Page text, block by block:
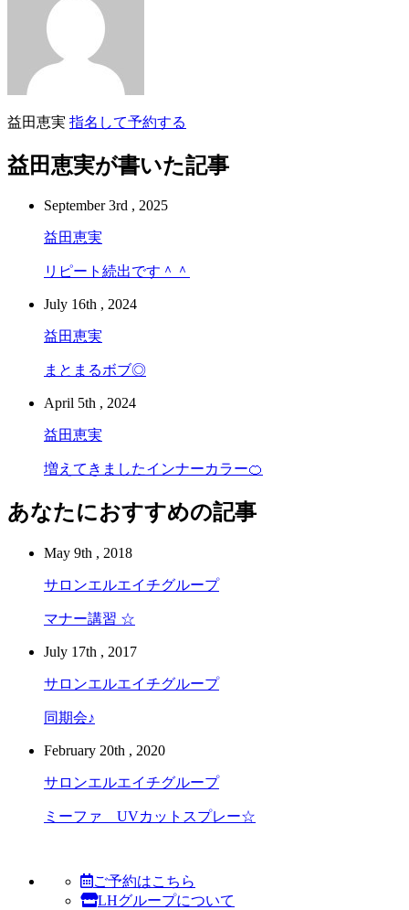
益田恵実 指名して予約する
益田恵実が書いた記事
September 3rd , 2025
益田恵実
リピート続出です＾＾
July 16th , 2024
益田恵実
まとまるボブ◎
April 5th , 2024
益田恵実
増えてきましたインナーカラー🍊
あなたにおすすめの記事
May 9th , 2018
サロンエルエイチグループ
マナー講習 ☆
July 17th , 2017
サロンエルエイチグループ
同期会♪
February 20th , 2020
サロンエルエイチグループ
ミーファ UVカットスプレー☆
ご予約はこちら
LHグループについて